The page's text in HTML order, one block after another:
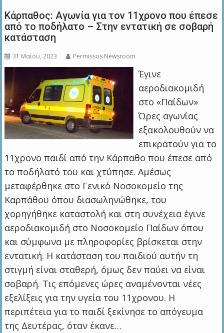
Κάρπαθος: Αγωνία για τον 11χρονο που έπεσε
από το ποδήλατο – Στην εντατική σε σοβαρή
κατάσταση
31 Μαΐου, 2023 Permissos Newsroom
Έγινε
αεροδιακομιδή
στο «Παίδων»
Ώρες αγωνίας
εξακολουθούν να
επικρατούν για το
11χρονο παιδί από την Κάρπαθο που έπεσε από
το ποδήλατό του και χτύπησε. Αμέσως
μεταφέρθηκε στο Γενικό Νοσοκομείο της
Καρπάθου όπου διασωληνώθηκε, του
χορηγήθηκε καταστολή και στη συνέχεια έγινε
αεροδιακομιδή στο Νοσοκομείο Παίδων όπου
και σύμφωνα με πληροφορίες βρίσκεται στην
εντατική. Η κατάσταση του παιδιού αυτήν τη
στιγμή είναι σταθερή, όμως δεν παύει να είναι
σοβαρή. Τις επόμενες ώρες αναμένονται νέες
εξελίξεις για την υγεία του 11χρονου. Η
περιπέτεια για το παιδί ξεκίνησε το απόγευμα
της Δευτέρας, όταν έκανε…